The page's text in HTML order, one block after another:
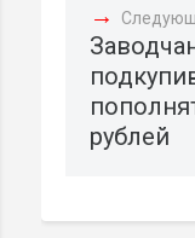
→
рублей